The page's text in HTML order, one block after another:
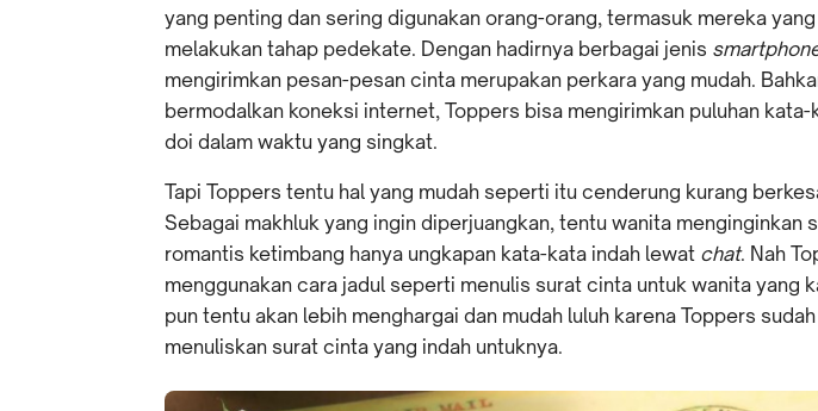
yang penting dan sering digunakan orang-orang, termasuk mereka
melakukan tahap pedekate. Dengan hadirnya berbagai jenis
mengirimkan pesan-pesan cinta merupakan perkara yang mudah.
bermodalkan koneksi internet, Toppers bisa mengirimkan puluhan kata-
doi dalam waktu yang singkat.
Tapi Toppers tentu hal yang mudah seperti itu cenderung kurang
Sebagai makhluk yang ingin diperjuangkan, tentu wanita menginginkan
romantis ketimbang hanya ungkapan kata-kata indah lewat chat. Nah
menggunakan cara jadul seperti menulis surat cinta untuk wanita yang
pun tentu akan lebih menghargai dan mudah luluh karena Toppers
menuliskan surat cinta yang indah untuknya.